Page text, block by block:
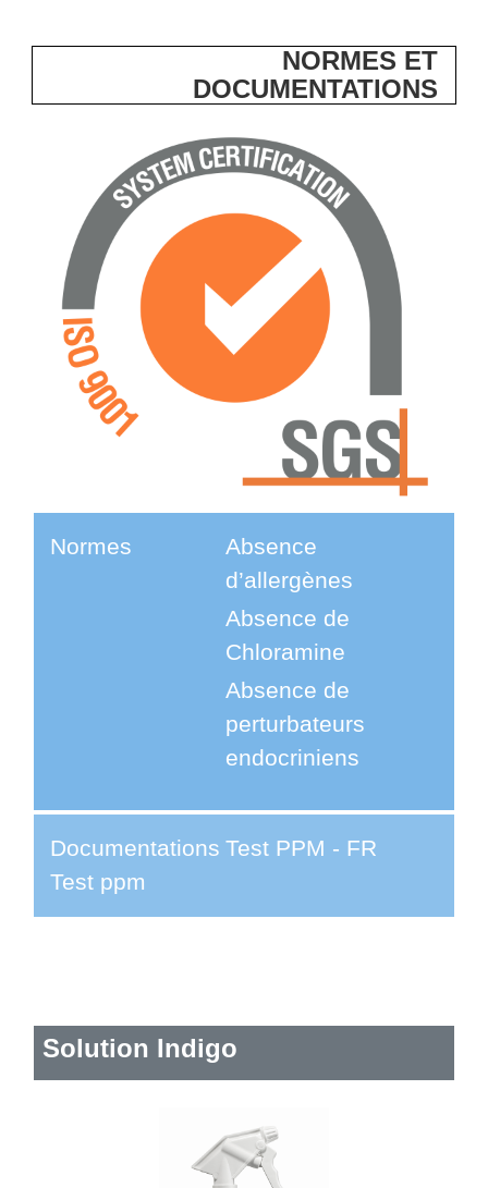
NORMES ET
DOCUMENTATIONS
Normes
Absence
d’allergènes
Absence de
Chloramine
Absence de
perturbateurs
endocriniens
Documentations
Test ppm
Test PPM - FR
Solution Indigo